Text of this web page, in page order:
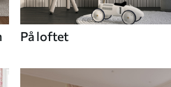
På loftet